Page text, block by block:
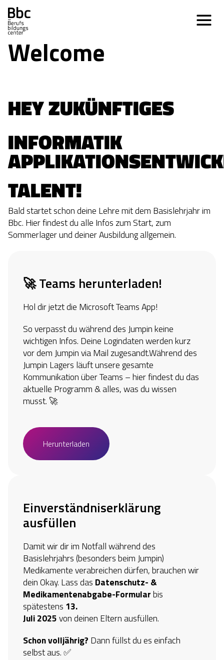
Welcome
HEY ZUKÜNFTIGES
INFORMATIK
TALENT!
Bald startet schon deine Lehre mit dem Basislehrjahr im
Bbc. Hier findest du alle Infos zum Start, zum
Sommerlager und deiner Ausbildung allgemein.
🚀 Teams herunterladen!
Hol dir jetzt die Microsoft Teams App!
So verpasst du während des Jumpin keine
wichtigen Infos. Deine Logindaten werden kurz
vor dem Jumpin via Mail zugesandt.Während des
Jumpin Lagers läuft unsere gesamte
Kommunikation über Teams – hier findest du das
aktuelle Programm & alles, was du wissen
musst. 🚀
Herunterladen
Einverständniserklärung
ausfüllen
Damit wir dir im Notfall während des
Basislehrjahrs (besonders beim Jumpin)
Medikamente verabreichen dürfen, brauchen wir
dein Okay. Lass das Datenschutz- &
Medikamentenabgabe-Formularbis
spätestens 13.
Juli 2025von deinen Eltern ausfüllen.
Schon volljährig? Dann füllst du es einfach
selbst aus. ✅